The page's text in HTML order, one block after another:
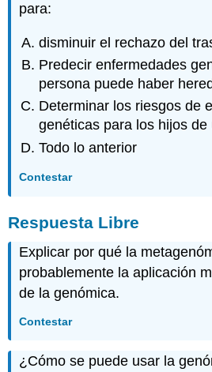
para:
disminuir el rechazo del
Predecir enfermedades
persona puede haber
Determinar los riesgos de
genéticas para los hijos de
Todo lo anterior
Contestar
Respuesta Libre
Explicar por qué la
probablemente la aplicación
de la genómica.
Contestar
¿Cómo se puede usar la